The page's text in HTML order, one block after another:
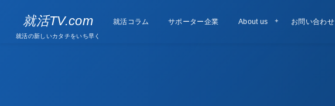
就活TV.com
就活の新しいカタチをいち早く
就活コラム
Column サポーター企業
Supporter
companies
About us お問い合わせ
Contact